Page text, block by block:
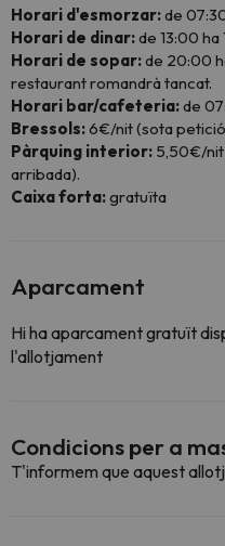
Horari d'esmorzar:de
Horari de dinar:de 13:00 ha
Horari de sopar:de 20:00
restaurant romandrà tancat.
Horari bar/cafeteria:de
Bressols:6€/nit (sota
Pàrquing interior: 5,50€/nit
arribada).
Caixa forta:gratuïta
Aparcament
Hi ha aparcament gratuït
l'allotjament
Condicions per a
T'informem que aquest